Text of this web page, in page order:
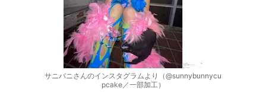
サニバニさんのインスタグラムより（@sunnybunnycu
pcake／一部加工）